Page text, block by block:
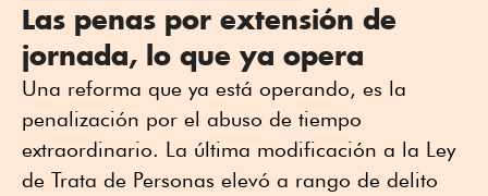
Las penas por extensión de
jornada, lo que ya opera
Una reforma que ya está operando, es la
penalización por el abuso de tiempo
extraordinario. La última modificación a la Ley
de Trata de Personas elevó a rango de delito